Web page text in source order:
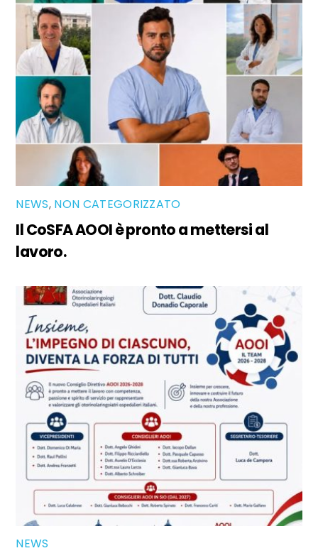
NEWS, NON CATEGORIZZATO
Il CoSFA AOOI è pronto a mettersi al
lavoro.
NEWS